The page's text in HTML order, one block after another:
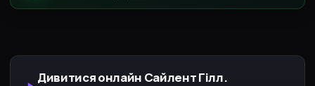
Дивитися онлайн Сайлент Гілл.